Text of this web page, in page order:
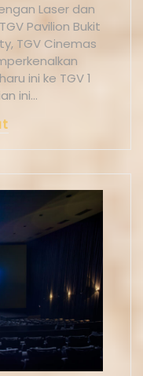
Laser dan
Pavilion Bukit
TGV Cinemas
ini ke TGV 1
ini…